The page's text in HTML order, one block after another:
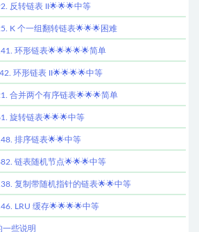
反转链表 II🌟🌟🌟中等
K 个一组翻转链表🌟🌟🌟困难
环形链表🌟🌟🌟🌟🌟简单
环形链表 II🌟🌟🌟🌟中等
合并两个有序链表🌟🌟🌟简单
旋转链表🌟🌟🌟中等
排序链表🌟🌟中等
链表随机节点🌟🌟🌟中等
复制带随机指针的链表🌟🌟中等
LRU 缓存🌟🌟🌟🌟中等
一些说明